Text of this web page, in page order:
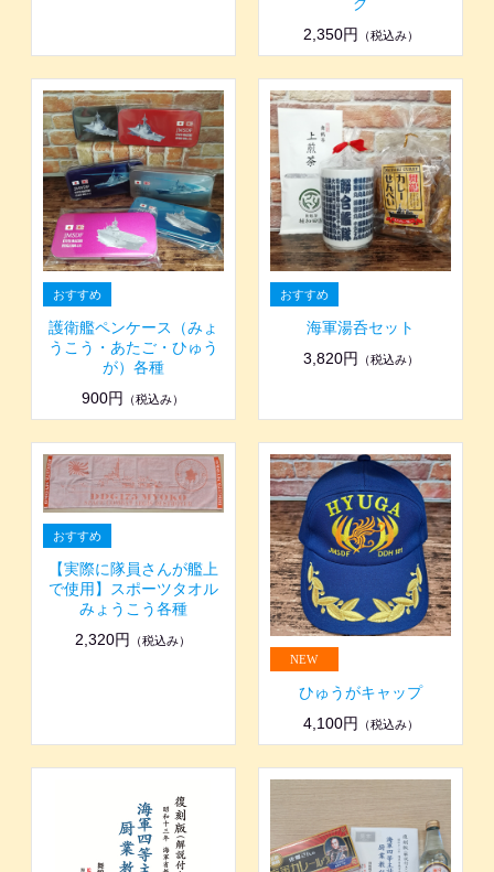
2,350円
（税込み）
護衛艦ペンケース（みょ
うこう・あたご・ひゅう
が）各種
900円
（税込み）
海軍湯呑セット
3,820円
（税込み）
【実際に隊員さんが艦上
で使用】スポーツタオル
みょうこう各種
2,320円
（税込み）
ひゅうがキャップ
4,100円 （税込み）